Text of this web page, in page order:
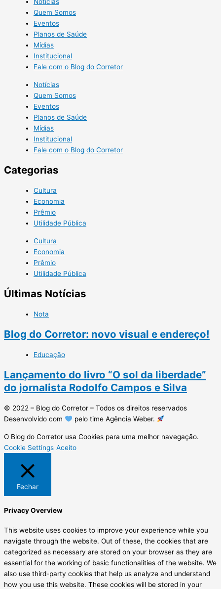
Notícias
Quem Somos
Eventos
Planos de Saúde
Mídias
Institucional
Fale com o Blog do Corretor
Notícias
Quem Somos
Eventos
Planos de Saúde
Mídias
Institucional
Fale com o Blog do Corretor
Categorias
Cultura
Economia
Prêmio
Utilidade Pública
Cultura
Economia
Prêmio
Utilidade Pública
Últimas Notícias
Nota
Blog do Corretor: novo visual e endereço!
Educação
Lançamento do livro “O sol da liberdade”
do jornalista Rodolfo Campos e Silva
© 2022 – Blog do Corretor – Todos os direitos reservados
Desenvolvido com
pelo time Agência Weber.
O Blog do Corretor usa Cookies para uma melhor navegação.
Cookie Settings Aceito
Fechar
Privacy Overview
This website uses cookies to improve your experience while you
navigate through the website. Out of these, the cookies that are
categorized as necessary are stored on your browser as they are
essential for the working of basic functionalities of the website. We
also use third-party cookies that help us analyze and understand
how you use this website. These cookies will be stored in your